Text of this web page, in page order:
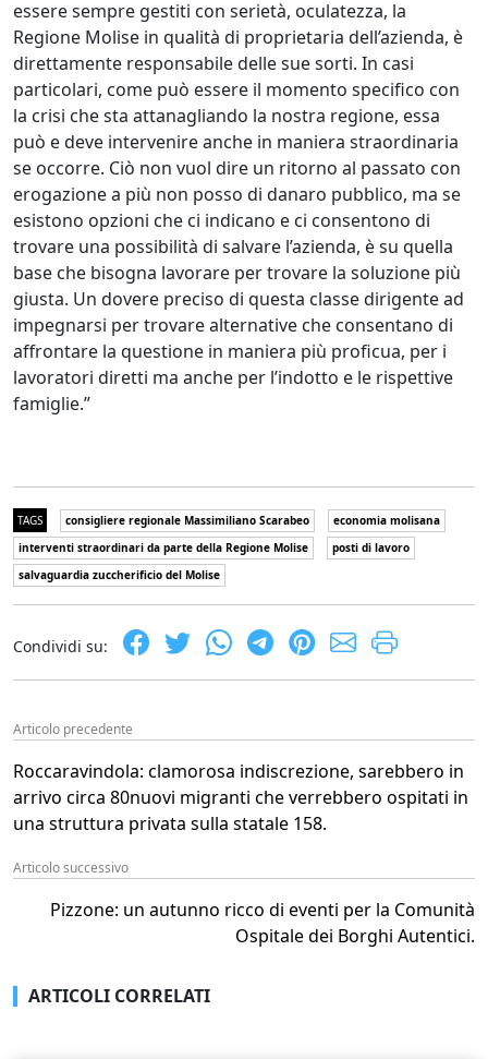
essere sempre gestiti con serietà, oculatezza, la
Regione Molise in qualità di proprietaria dell’azienda, è
direttamente responsabile delle sue sorti. In casi
particolari, come può essere il momento specifico con
la crisi che sta attanagliando la nostra regione, essa
può e deve intervenire anche in maniera straordinaria
se occorre. Ciò non vuol dire un ritorno al passato con
erogazione a più non posso di danaro pubblico, ma se
esistono opzioni che ci indicano e ci consentono di
trovare una possibilità di salvare l’azienda, è su quella
base che bisogna lavorare per trovare la soluzione più
giusta. Un dovere preciso di questa classe dirigente ad
impegnarsi per trovare alternative che consentano di
affrontare la questione in maniera più proficua, per i
lavoratori diretti ma anche per l’indotto e le rispettive
famiglie.”
TAGS consigliere regionale Massimiliano Scarabeo
economia molisana
interventi straordinari da parte della Regione Molise
posti di lavoro
salvaguardia zuccherificio del Molise
Condividi su:
Articolo precedente
Roccaravindola: clamorosa indiscrezione, sarebbero in
arrivo circa 80nuovi migranti che verrebbero ospitati in
una struttura privata sulla statale 158.
Articolo successivo
Pizzone: un autunno ricco di eventi per la Comunità
Ospitale dei Borghi Autentici.
ARTICOLI CORRELATI